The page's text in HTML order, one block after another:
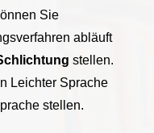
Sie
abläuft
stellen.
Leichter Sprache
stellen.